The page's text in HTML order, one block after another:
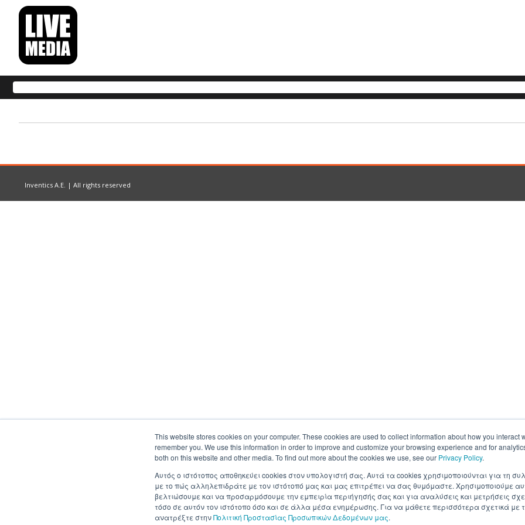
This website stores cookies on your computer. These cookies are used to collect information about how you interact
remember you. We use this information in order to improve and customize your browsing experience and for
both on this website and other media. To find out more about the cookies we use, see our Privacy Policy.
Αυτός ο ιστότοπος αποθηκεύει cookies στον υπολογιστή σας. Αυτά τα cookies χρησιμοποιούνται για τη
με το πώς αλληλεπιδράτε με τον ιστότοπό μας και μας επιτρέπει να σας θυμόμαστε. Χρησιμοποιούμε
βελτιώσουμε και να προσαρμόσουμε την εμπειρία περιήγησής σας και για αναλύσεις και μετρήσεις
τόσο σε αυτόν τον ιστότοπο όσο και σε άλλα μέσα ενημέρωσης. Για να μάθετε περισσότερα σχετικά με
ανατρέξτε στηνΠολιτική Προστασίας Προσωπικών Δεδομένων μας.
Inventics A.E. | All rights reserved